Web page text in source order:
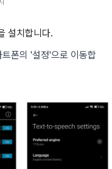
설치합니다.
트폰의 '설정'으로 이동합